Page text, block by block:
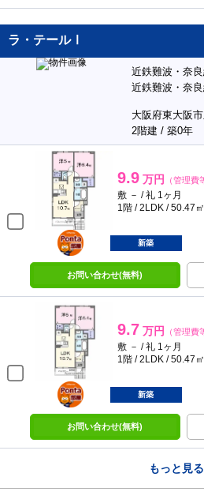
ラ・テールⅠ
近鉄難波・奈
近鉄難波・奈
大阪府東大阪
2階建 / 築0年
9.9 万円 （管理費
敷 － / 礼 1ヶ月
1階 / 2LDK / 50.47㎡
ポンタ
部屋
新築
お問い合わせ(無料)
9.7 万円 （管理費
敷 － / 礼 1ヶ月
1階 / 2LDK / 50.47㎡
ポンタ
部屋
新築
お問い合わせ(無料)
もっと見る